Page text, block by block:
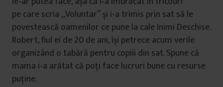
pe care scria „Voluntar” și i-a trimis prin sat să le
povestească oamenilor ce pune la cale Inimi Deschise.
Robert, fiul ei de 20 de ani, își petrece acum verile
organizând o tabără pentru copiii din sat. Spune că
mama i‐a arătat că poți face lucruri bune cu resurse
puține.